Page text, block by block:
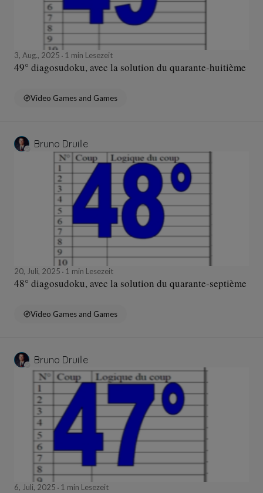
3, Aug., 2025 1 min Lesezeit
49° diagosudoku, avec la solution du quarante-huitième
Video Games and Games
Bruno Druille
20, Juli, 2025 1 min Lesezeit
48° diagosudoku, avec la solution du quarante-septième
Video Games and Games
Bruno Druille
6, Juli, 2025 1 min Lesezeit